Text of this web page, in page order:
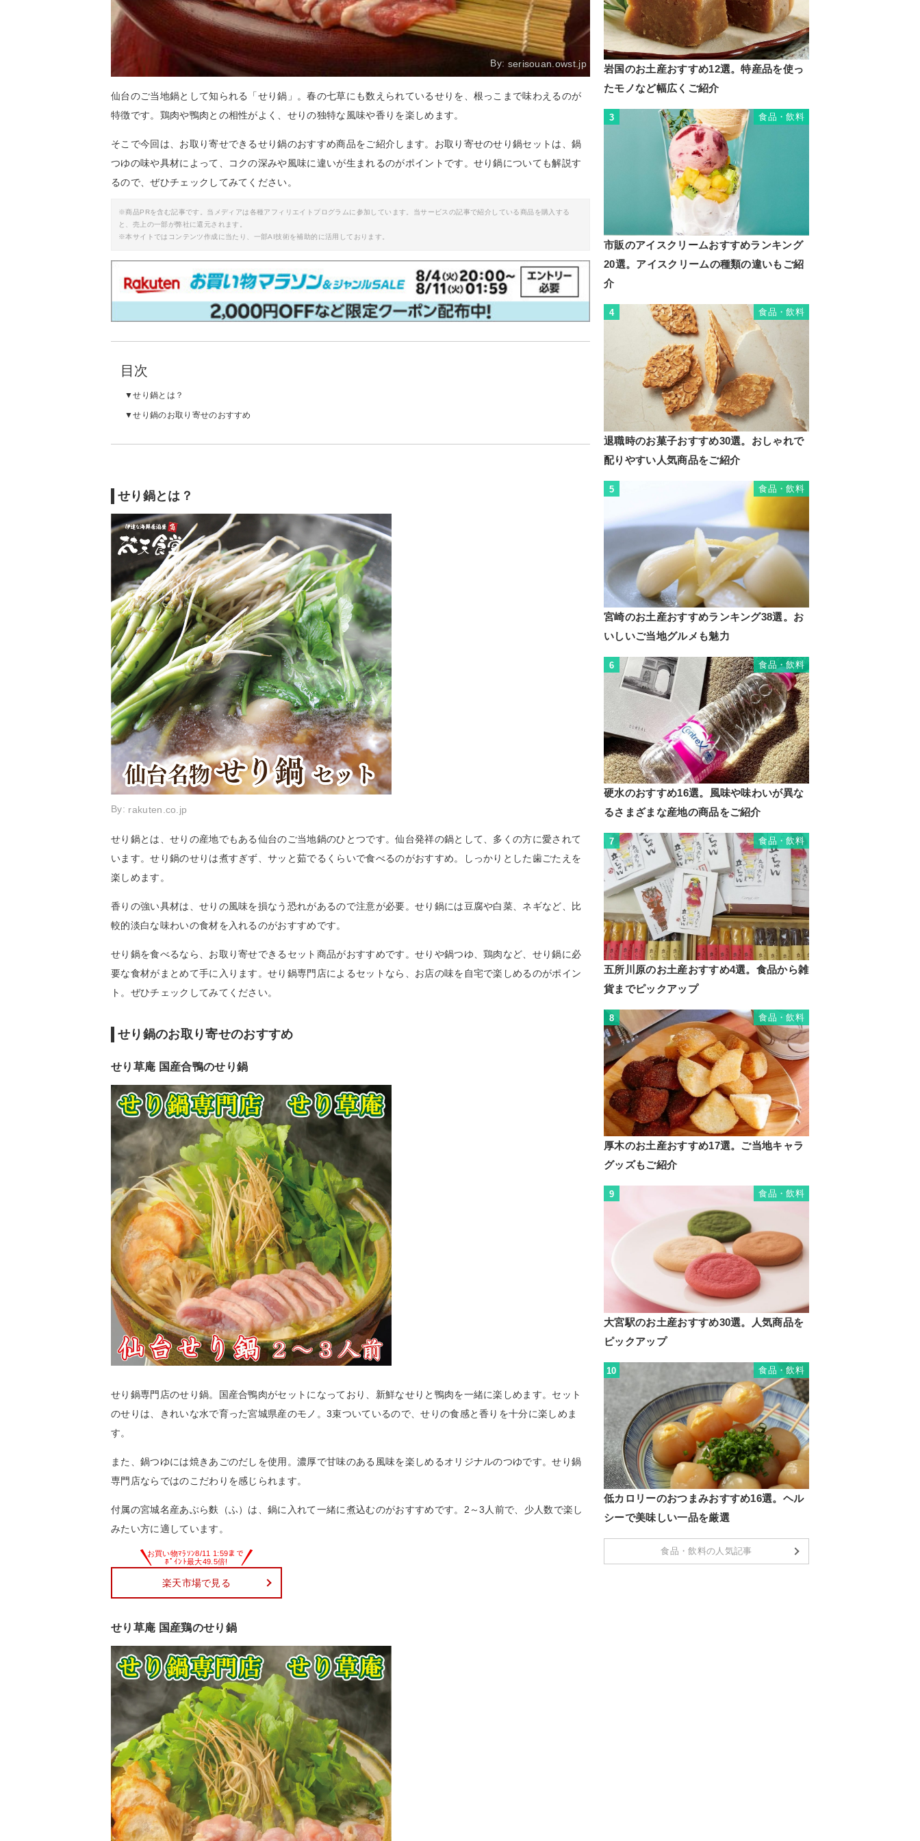
By: serisouan.owst.jp
仙台のご当地鍋として知られる「せり鍋」。春の七草にも数えられているせりを、根っこまで味わえるのが
特徴です。鶏肉や鴨肉との相性がよく、せりの独特な風味や香りを楽しめます。
そこで今回は、お取り寄せできるせり鍋のおすすめ商品をご紹介します。お取り寄せのせり鍋セットは、鍋
つゆの味や具材によって、コクの深みや風味に違いが生まれるのがポイントです。せり鍋についても解説す
るので、ぜひチェックしてみてください。
※商品PRを含む記事です。当メディアは各種アフィリエイトプログラムに参加しています。当サービスの記事で紹介している商品を購入する
と、売上の一部が弊社に還元されます。
※本サイトではコンテンツ作成に当たり、一部AI技術を補助的に活用しております。
目次
せり鍋とは？
せり鍋のお取り寄せのおすすめ
せり鍋とは？
By: rakuten.co.jp
せり鍋とは、せりの産地でもある仙台のご当地鍋のひとつです。仙台発祥の鍋として、多くの方に愛されて
います。せり鍋のせりは煮すぎず、サッと茹でるくらいで食べるのがおすすめ。しっかりとした歯ごたえを
楽しめます。
香りの強い具材は、せりの風味を損なう恐れがあるので注意が必要。せり鍋には豆腐や白菜、ネギなど、比
較的淡白な味わいの食材を入れるのがおすすめです。
せり鍋を食べるなら、お取り寄せできるセット商品がおすすめです。せりや鍋つゆ、鶏肉など、せり鍋に必
要な食材がまとめて手に入ります。せり鍋専門店によるセットなら、お店の味を自宅で楽しめるのがポイン
ト。ぜひチェックしてみてください。
せり鍋のお取り寄せのおすすめ
せり草庵 国産合鴨のせり鍋
せり鍋専門店のせり鍋。国産合鴨肉がセットになっており、新鮮なせりと鴨肉を一緒に楽しめます。セット
のせりは、きれいな水で育った宮城県産のモノ。3束ついているので、せりの食感と香りを十分に楽しめま
す。
また、鍋つゆには焼きあごのだしを使用。濃厚で甘味のある風味を楽しめるオリジナルのつゆです。せり鍋
専門店ならではのこだわりを感じられます。
付属の宮城名産あぶら麩（ふ）は、鍋に入れて一緒に煮込むのがおすすめです。2～3人前で、少人数で楽し
みたい方に適しています。
楽天市場で見る
せり草庵 国産鶏のせり鍋
岩国のお土産おすすめ12選。特産品を使っ
たモノなど幅広くご紹介
3 食品・飲料
市販のアイスクリームおすすめランキング
20選。アイスクリームの種類の違いもご紹
介
4 食品・飲料
退職時のお菓子おすすめ30選。おしゃれで
配りやすい人気商品をご紹介
5 食品・飲料
宮崎のお土産おすすめランキング38選。お
いしいご当地グルメも魅力
6 食品・飲料
硬水のおすすめ16選。風味や味わいが異な
るさまざまな産地の商品をご紹介
7 食品・飲料
五所川原のお土産おすすめ4選。食品から雑
貨までピックアップ
8 食品・飲料
厚木のお土産おすすめ17選。ご当地キャラ
グッズもご紹介
9 食品・飲料
大宮駅のお土産おすすめ30選。人気商品を
ピックアップ
10 食品・飲料
低カロリーのおつまみおすすめ16選。ヘル
シーで美味しい一品を厳選
食品・飲料の人気記事